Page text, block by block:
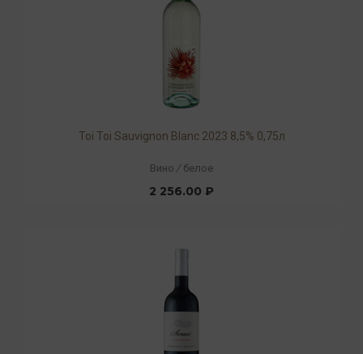
Toi Toi Sauvignon Blanc 2023 8,5% 0,75л
Вино / белое
2 256.00 ₽